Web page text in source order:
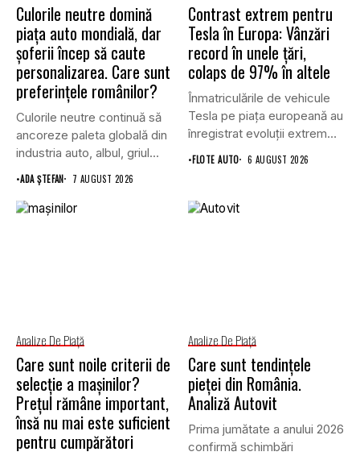
Culorile neutre domină
piața auto mondială, dar
șoferii încep să caute
personalizarea. Care sunt
preferințele românilor?
Culorile neutre continuă să
ancoreze paleta globală din
industria auto, albul, griul...
•ADA ȘTEFAN 7 AUGUST 2026
Contrast extrem pentru
Tesla în Europa: Vânzări
record în unele țări,
colaps de 97% în altele
Înmatriculările de vehicule
Tesla pe piața europeană au
înregistrat evoluții extrem
de...
•FLOTE AUTO 6 AUGUST 2026
Analize De Piață
Care sunt noile criterii de
selecție a mașinilor?
Prețul rămâne important,
însă nu mai este suficient
pentru cumpărători
Analize De Piață
Care sunt tendințele
pieței din România.
Analiză Autovit
Prima jumătate a anului 2026
confirmă schimbări